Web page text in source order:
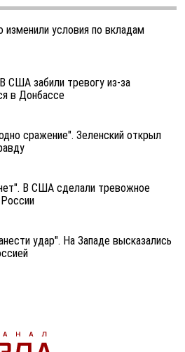
изменили условия по вкладам
США забили тревогу из-за
в Донбассе
сражение". Зеленский открыл
В США сделали тревожное
удар". На Западе высказались